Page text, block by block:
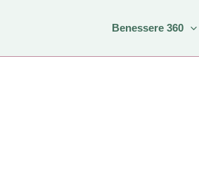
Benessere 360